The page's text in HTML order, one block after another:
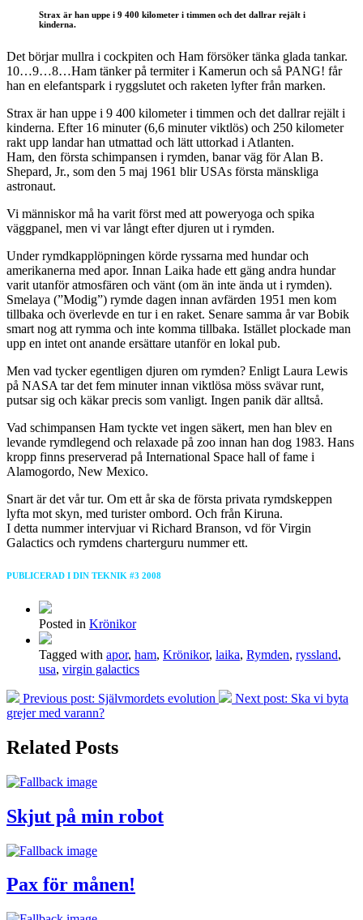
Strax är han uppe i 9 400 kilometer i timmen och det dallrar rejält i
kinderna.
Det börjar mullra i cockpiten och Ham försöker tänka glada tankar.
10…9…8…Ham tänker på termiter i Kamerun och så PANG! får
han en elefantspark i ryggslutet och raketen lyfter från marken.
Strax är han uppe i 9 400 kilometer i timmen och det dallrar rejält i
kinderna. Efter 16 minuter (6,6 minuter viktlös) och 250 kilometer
rakt upp landar han utmattad och lätt uttorkad i Atlanten.
Ham, den första schimpansen i rymden, banar väg för Alan B.
Shepard, Jr., som den 5 maj 1961 blir USAs första mänskliga
astronaut.
Vi människor må ha varit först med att poweryoga och spika
väggpanel, men vi var långt efter djuren ut i rymden.
Under rymdkapplöpningen körde ryssarna med hundar och
amerikanerna med apor. Innan Laika hade ett gäng andra hundar
varit utanför atmosfären och vänt (om än inte ända ut i rymden).
Smelaya (”Modig”) rymde dagen innan avfärden 1951 men kom
tillbaka och överlevde en tur i en raket. Senare samma år var Bobik
smart nog att rymma och inte komma tillbaka. Istället plockade man
upp en intet ont anande ersättare utanför en lokal pub.
Men vad tycker egentligen djuren om rymden? Enligt Laura Lewis
på NASA tar det fem minuter innan viktlösa möss svävar runt,
putsar sig och käkar precis som vanligt. Ingen panik där alltså.
Vad schimpansen Ham tyckte vet ingen säkert, men han blev en
levande rymdlegend och relaxade på zoo innan han dog 1983. Hans
kropp finns preserverad på International Space hall of fame i
Alamogordo, New Mexico.
Snart är det vår tur. Om ett år ska de första privata rymdskeppen
lyfta mot skyn, med turister ombord. Och från Kiruna.
I detta nummer intervjuar vi Richard Branson, vd för Virgin
Galactics och rymdens charterguru nummer ett.
PUBLICERAD I DIN TEKNIK #3 2008
Posted in Krönikor
Tagged with apor, ham, Krönikor, laika, Rymden, ryssland,
usa, virgin galactics
Previous post: Självmordets evolution Next post: Ska vi byta
grejer med varann?
Related Posts
Skjut på min robot
Pax för månen!